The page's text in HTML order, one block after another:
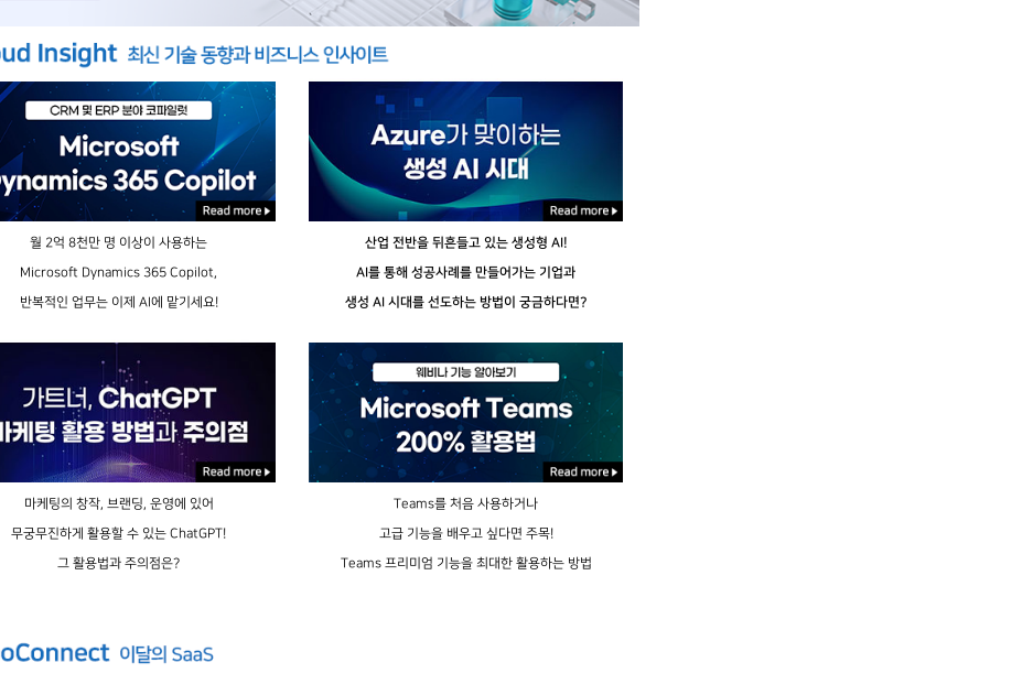
월 2억 8천만 명 이상이 사용하는
Microsoft Dynamics 365 Copilot,
반복적인 업무는 이제 AI에 맡기세요!
산업 전반을 뒤흔들고 있는 생성형 AI!
AI를 통해 성공사례를 만들어가는 기업과
생성 AI 시대를 선도하는 방법이 궁금하다면?
마케팅의 창작, 브랜딩, 운영에 있어
무궁무진하게 활용할 수 있는 ChatGPT!
그 활용법과 주의점은?
Teams를 처음 사용하거나
고급 기능을 배우고 싶다면 주목!
Teams 프리미엄 기능을 최대한 활용하는 방법